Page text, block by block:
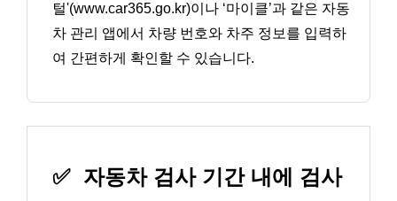
털'(www.car365.go.kr)이나 ‘마이클’과 같은 자동
차 관리 앱에서 차량 번호와 차주 정보를 입력하
여 간편하게 확인할 수 있습니다.
✅ 자동차 검사 기간 내에 검사